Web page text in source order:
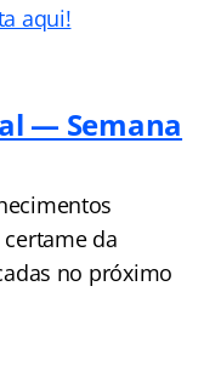
aqui!
— Semana
da
no próximo